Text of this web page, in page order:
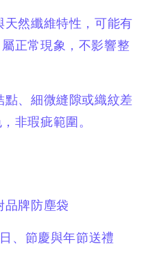
天然纖維特性，可能有
屬正常現象，不影響整
點、細微縫隙或織紋差
非瑕疵範圍。
品牌防塵袋
、節慶與年節送禮